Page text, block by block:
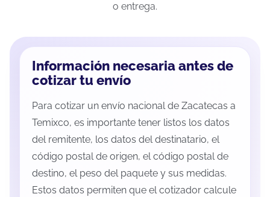
o entrega.
Información necesaria antes de
cotizar tu envío
Para cotizar un envío nacional de Zacatecas a
Temixco, es importante tener listos los datos
del remitente, los datos del destinatario, el
código postal de origen, el código postal de
destino, el peso del paquete y sus medidas.
Estos datos permiten que el cotizador calcule